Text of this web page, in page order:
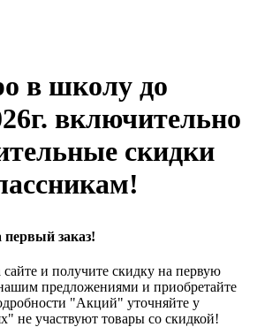
в школу до
включительно
скидки
заказ!
сайте и получите скидку на первую
предложениями и приобретайте
"Акций" уточняйте у
не участвуют товары со скидкой!